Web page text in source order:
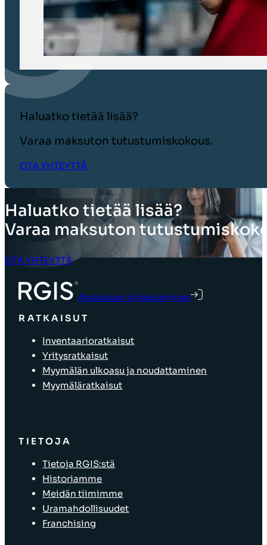
Haluatko tietää lisää?
Varaa maksuton tutustumiskokous.
OTA YHTEYTTÄ
Haluatko tietää lisää?
Varaa maksuton
OTA YHTEYTTÄ
Asiakkaan kirjautuminen
RATKAISUT
Inventaarioratkaisut
Yritysratkaisut
Myymälän ulkoasu ja noudattaminen
Myymäläratkaisut
TIETOJA
Tietoja RGIS:stä
Historiamme
Meidän tiimimme
Uramahdollisuudet
Franchising